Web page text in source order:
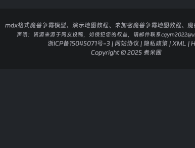
mdx格式魔兽争霸模型、演示地图教程、未加密魔兽争霸地图教程、
声明： 资源来源于网友投稿，如侵犯您的权益，请邮件联系
浙ICP备15045071号-3 | 网站协议 | 隐私政策 | XML |
Copyright © 2025 煮米圈